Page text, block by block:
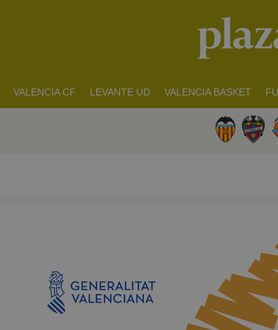
VALENCIA CF LEVANTE UD VALENCIA BASKET